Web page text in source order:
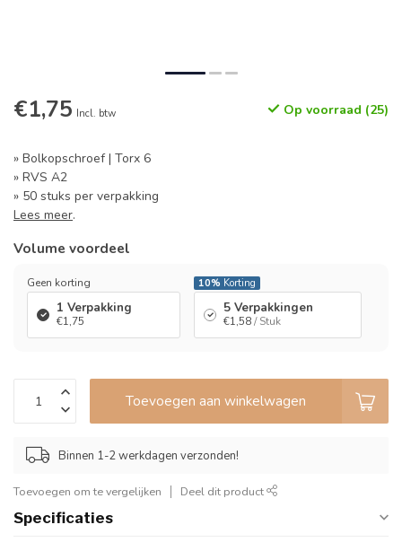
€1,75 Incl. btw Op voorraad (25)
» Bolkopschroef | Torx 6
» RVS A2
» 50 stuks per verpakking
Lees meer.
Volume voordeel
Geen korting
1 Verpakking
€1,75
10% Korting
5 Verpakkingen
€1,58/ Stuk
Toevoegen aan winkelwagen
Binnen 1-2 werkdagen verzonden!
Toevoegen om te vergelijken Deel dit product
Specificaties